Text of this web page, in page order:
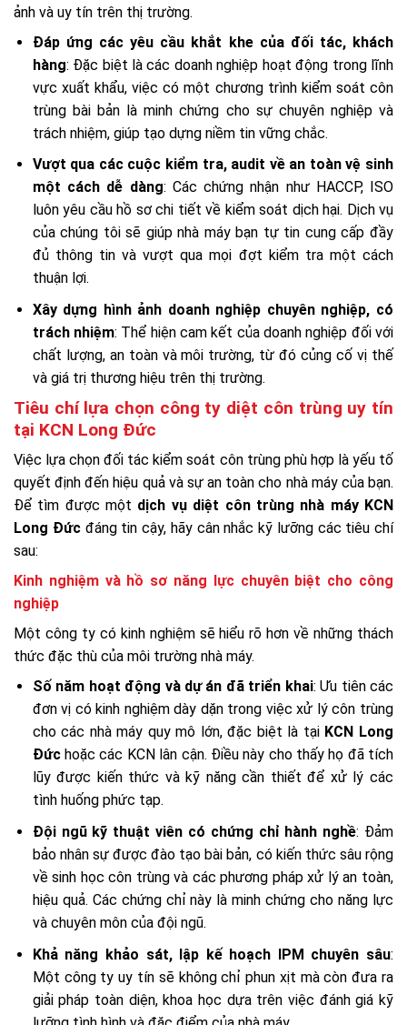
ảnh và uy tín trên thị trường.
Đáp ứng các yêu cầu khắt khe của đối tác, khách
hàng: Đặc biệt là các doanh nghiệp hoạt động trong lĩnh
vực xuất khẩu, việc có một chương trình kiểm soát côn
trùng bài bản là minh chứng cho sự chuyên nghiệp và
trách nhiệm, giúp tạo dựng niềm tin vững chắc.
Vượt qua các cuộc kiểm tra, audit về an toàn vệ sinh
một cách dễ dàng: Các chứng nhận như HACCP, ISO
luôn yêu cầu hồ sơ chi tiết về kiểm soát dịch hại. Dịch vụ
của chúng tôi sẽ giúp nhà máy bạn tự tin cung cấp đầy
đủ thông tin và vượt qua mọi đợt kiểm tra một cách
thuận lợi.
Xây dựng hình ảnh doanh nghiệp chuyên nghiệp, có
trách nhiệm: Thể hiện cam kết của doanh nghiệp đối với
chất lượng, an toàn và môi trường, từ đó củng cố vị thế
và giá trị thương hiệu trên thị trường.
Tiêu chí lựa chọn công ty diệt côn trùng uy tín
tại KCN Long Đức
Việc lựa chọn đối tác kiểm soát côn trùng phù hợp là yếu tố
quyết định đến hiệu quả và sự an toàn cho nhà máy của bạn.
Để tìm được một dịch vụ diệt côn trùng nhà máy KCN
Long Đứcđáng tin cậy, hãy cân nhắc kỹ lưỡng các tiêu chí
sau:
Kinh nghiệm và hồ sơ năng lực chuyên biệt cho công
nghiệp
Một công ty có kinh nghiệm sẽ hiểu rõ hơn về những thách
thức đặc thù của môi trường nhà máy.
Số năm hoạt động và dự án đã triển khai: Ưu tiên các
đơn vị có kinh nghiệm dày dặn trong việc xử lý côn trùng
cho các nhà máy quy mô lớn, đặc biệt là tại KCN Long
Đứchoặc các KCN lân cận. Điều này cho thấy họ đã tích
lũy được kiến thức và kỹ năng cần thiết để xử lý các
tình huống phức tạp.
Đội ngũ kỹ thuật viên có chứng chỉ hành nghề: Đảm
bảo nhân sự được đào tạo bài bản, có kiến thức sâu rộng
về sinh học côn trùng và các phương pháp xử lý an toàn,
hiệu quả. Các chứng chỉ này là minh chứng cho năng lực
và chuyên môn của đội ngũ.
Khả năng khảo sát, lập kế hoạch IPM chuyên sâu:
Một công ty uy tín sẽ không chỉ phun xịt mà còn đưa ra
giải pháp toàn diện, khoa học dựa trên việc đánh giá kỹ